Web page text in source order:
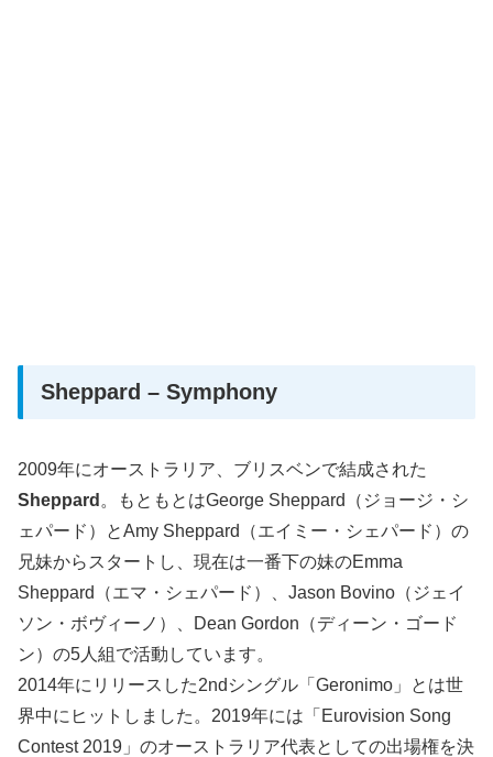
Sheppard – Symphony
2009年にオーストラリア、ブリスベンで結成された
Sheppard 。もともとはGeorge Sheppard（ジョージ・シ
ェパード）とAmy Sheppard（エイミー・シェパード）の
兄妹からスタートし、現在は一番下の妹のEmma
Sheppard（エマ・シェパード）、Jason Bovino（ジェイ
ソン・ボヴィーノ）、Dean Gordon（ディーン・ゴード
ン）の5人組で活動しています。
2014年にリリースした2ndシングル「Geronimo」とは世
界中にヒットしました。2019年には「Eurovision Song
Contest 2019」のオーストラリア代表としての出場権を決